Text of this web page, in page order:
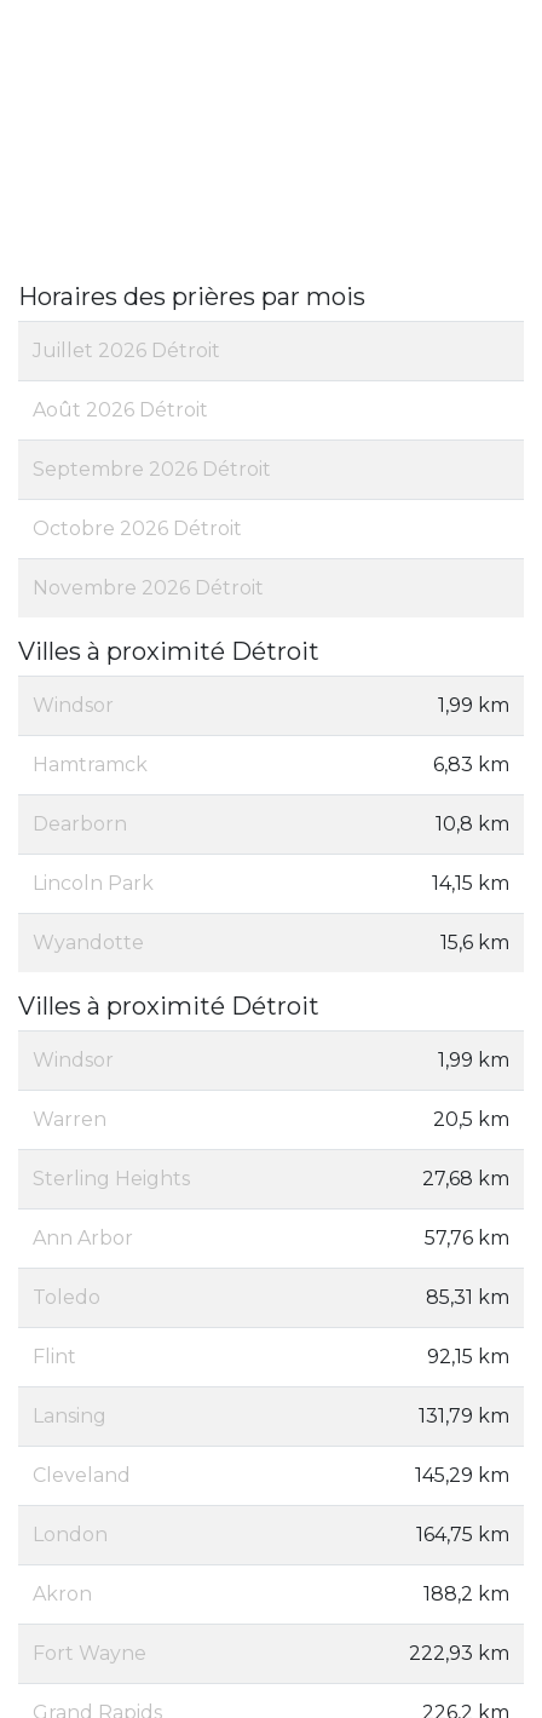
Horaires des prières par mois
Juillet 2026 Détroit
Août 2026 Détroit
Septembre 2026 Détroit
Octobre 2026 Détroit
Novembre 2026 Détroit
Villes à proximité Détroit
Windsor 1,99 km
Hamtramck 6,83 km
Dearborn 10,8 km
Lincoln Park 14,15 km
Wyandotte 15,6 km
Villes à proximité Détroit
Windsor 1,99 km
Warren 20,5 km
Sterling Heights 27,68 km
Ann Arbor 57,76 km
Toledo 85,31 km
Flint 92,15 km
Lansing 131,79 km
Cleveland 145,29 km
London 164,75 km
Akron 188,2 km
Fort Wayne 222,93 km
Grand Rapids 226,2 km